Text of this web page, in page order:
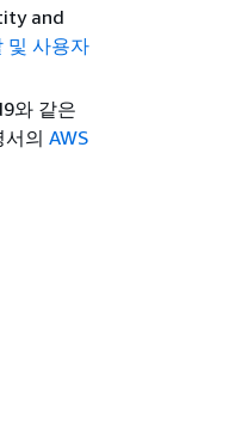
and
및 사용자
와 같은
의 AWS